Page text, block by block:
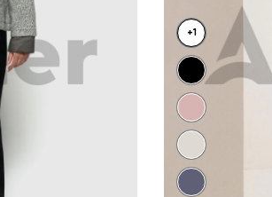
+1